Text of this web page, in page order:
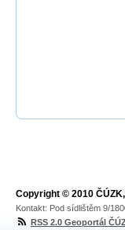
Copyright © 2010
Kontakt: Pod sídlištěm 9/
RSS 2.0 Geoportál